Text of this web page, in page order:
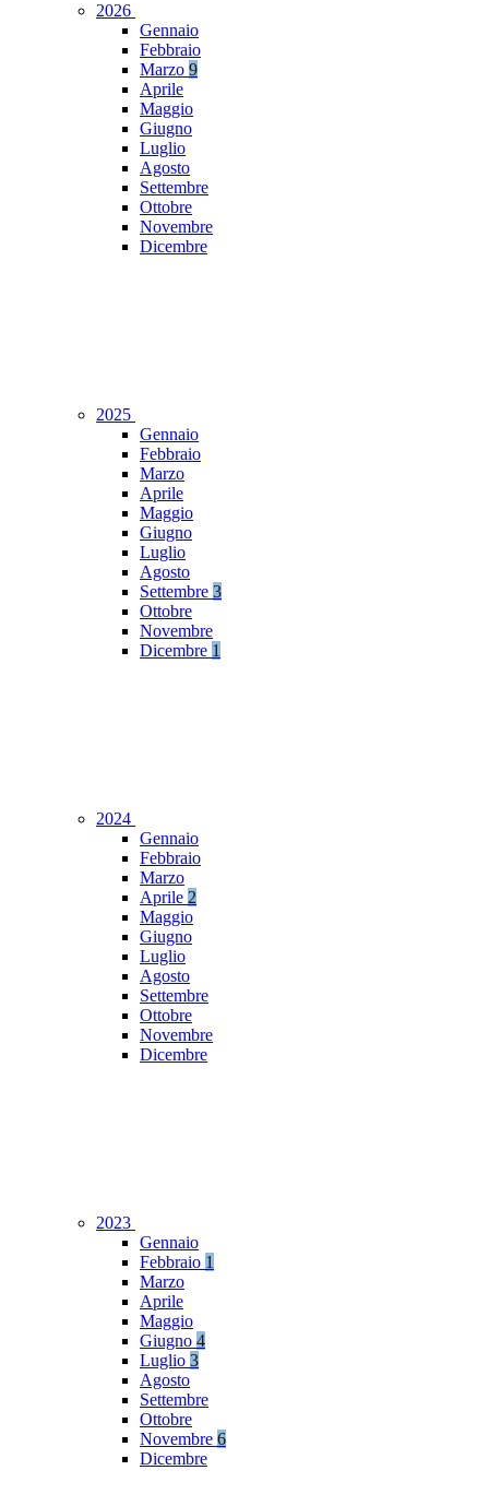
2026
Gennaio
Febbraio
Marzo 9
Aprile
Maggio
Giugno
Luglio
Agosto
Settembre
Ottobre
Novembre
Dicembre
2025
Gennaio
Febbraio
Marzo
Aprile
Maggio
Giugno
Luglio
Agosto
Settembre 3
Ottobre
Novembre
Dicembre 1
2024
Gennaio
Febbraio
Marzo
Aprile 2
Maggio
Giugno
Luglio
Agosto
Settembre
Ottobre
Novembre
Dicembre
2023
Gennaio
Febbraio 1
Marzo
Aprile
Maggio
Giugno 4
Luglio 3
Agosto
Settembre
Ottobre
Novembre 6
Dicembre